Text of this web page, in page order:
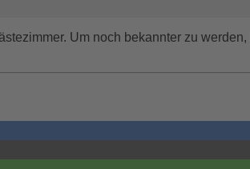
Um noch bekannter zu